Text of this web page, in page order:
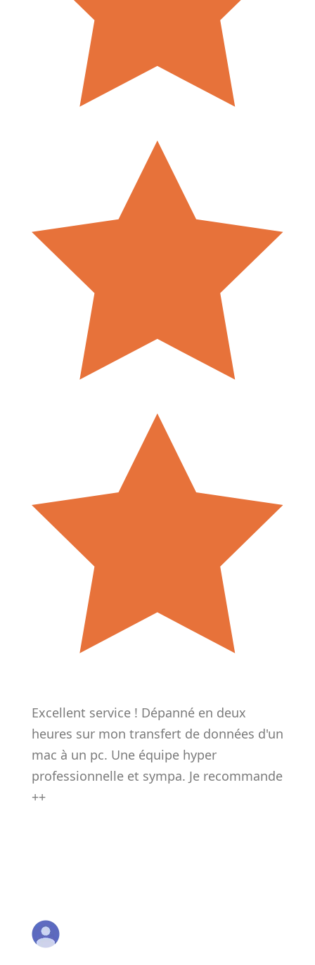
Excellent service ! Dépanné en deux
heures sur mon transfert de données d'un
mac à un pc. Une équipe hyper
professionnelle et sympa. Je recommande
++